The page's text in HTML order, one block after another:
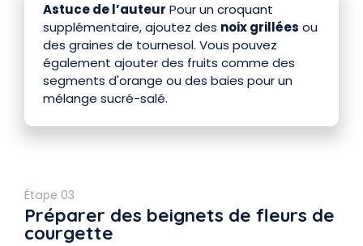
Astuce de l’auteur Pour un croquant
supplémentaire, ajoutez des noix grillées ou
des graines de tournesol. Vous pouvez
également ajouter des fruits comme des
segments d'orange ou des baies pour un
mélange sucré-salé.
Étape 03
Préparer des beignets de fleurs de
courgette